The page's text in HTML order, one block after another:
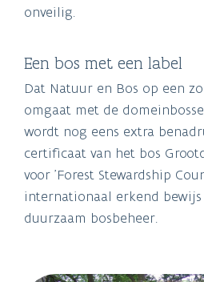
onveilig.
Een bos met een label
Dat Natuur en Bos op een
omgaat met de
wordt nog eens extra
certificaat van het bos
voor 'Forest Stewardship
internationaal erkend
duurzaam bosbeheer.